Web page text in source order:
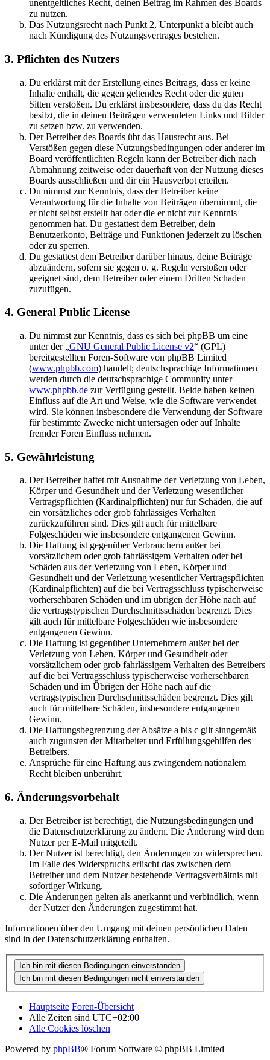
unentgeltliches Recht, deinen Beitrag im Rahmen des Boards
zu nutzen.
Das Nutzungsrecht nach Punkt 2, Unterpunkt a bleibt auch
nach Kündigung des Nutzungsvertrages bestehen.
3. Pflichten des Nutzers
Du erklärst mit der Erstellung eines Beitrags, dass er keine
Inhalte enthält, die gegen geltendes Recht oder die guten
Sitten verstoßen. Du erklärst insbesondere, dass du das Recht
besitzt, die in deinen Beiträgen verwendeten Links und Bilder
zu setzen bzw. zu verwenden.
Der Betreiber des Boards übt das Hausrecht aus. Bei
Verstößen gegen diese Nutzungsbedingungen oder anderer im
Board veröffentlichten Regeln kann der Betreiber dich nach
Abmahnung zeitweise oder dauerhaft von der Nutzung dieses
Boards ausschließen und dir ein Hausverbot erteilen.
Du nimmst zur Kenntnis, dass der Betreiber keine
Verantwortung für die Inhalte von Beiträgen übernimmt, die
er nicht selbst erstellt hat oder die er nicht zur Kenntnis
genommen hat. Du gestattest dem Betreiber, dein
Benutzerkonto, Beiträge und Funktionen jederzeit zu löschen
oder zu sperren.
Du gestattest dem Betreiber darüber hinaus, deine Beiträge
abzuändern, sofern sie gegen o. g. Regeln verstoßen oder
geeignet sind, dem Betreiber oder einem Dritten Schaden
zuzufügen.
4. General Public License
Du nimmst zur Kenntnis, dass es sich bei phpBB um eine
unter der „GNU General Public License v2“ (GPL)
bereitgestellten Foren-Software von phpBB Limited
(www.phpbb.com) handelt; deutschsprachige Informationen
werden durch die deutschsprachige Community unter
www.phpbb.de zur Verfügung gestellt. Beide haben keinen
Einfluss auf die Art und Weise, wie die Software verwendet
wird. Sie können insbesondere die Verwendung der Software
für bestimmte Zwecke nicht untersagen oder auf Inhalte
fremder Foren Einfluss nehmen.
5. Gewährleistung
Der Betreiber haftet mit Ausnahme der Verletzung von Leben,
Körper und Gesundheit und der Verletzung wesentlicher
Vertragspflichten (Kardinalpflichten) nur für Schäden, die auf
ein vorsätzliches oder grob fahrlässiges Verhalten
zurückzuführen sind. Dies gilt auch für mittelbare
Folgeschäden wie insbesondere entgangenen Gewinn.
Die Haftung ist gegenüber Verbrauchern außer bei
vorsätzlichem oder grob fahrlässigem Verhalten oder bei
Schäden aus der Verletzung von Leben, Körper und
Gesundheit und der Verletzung wesentlicher Vertragspflichten
(Kardinalpflichten) auf die bei Vertragsschluss typischerweise
vorhersehbaren Schäden und im übrigen der Höhe nach auf
die vertragstypischen Durchschnittsschäden begrenzt. Dies
gilt auch für mittelbare Folgeschäden wie insbesondere
entgangenen Gewinn.
Die Haftung ist gegenüber Unternehmern außer bei der
Verletzung von Leben, Körper und Gesundheit oder
vorsätzlichem oder grob fahrlässigem Verhalten des Betreibers
auf die bei Vertragsschluss typischerweise vorhersehbaren
Schäden und im Übrigen der Höhe nach auf die
vertragstypischen Durchschnittsschäden begrenzt. Dies gilt
auch für mittelbare Schäden, insbesondere entgangenen
Gewinn.
Die Haftungsbegrenzung der Absätze a bis c gilt sinngemäß
auch zugunsten der Mitarbeiter und Erfüllungsgehilfen des
Betreibers.
Ansprüche für eine Haftung aus zwingendem nationalem
Recht bleiben unberührt.
6. Änderungsvorbehalt
Der Betreiber ist berechtigt, die Nutzungsbedingungen und
die Datenschutzerklärung zu ändern. Die Änderung wird dem
Nutzer per E-Mail mitgeteilt.
Der Nutzer ist berechtigt, den Änderungen zu widersprechen.
Im Falle des Widerspruchs erlischt das zwischen dem
Betreiber und dem Nutzer bestehende Vertragsverhältnis mit
sofortiger Wirkung.
Die Änderungen gelten als anerkannt und verbindlich, wenn
der Nutzer den Änderungen zugestimmt hat.
Informationen über den Umgang mit deinen persönlichen Daten
sind in der Datenschutzerklärung enthalten.
Hauptseite Foren-Übersicht
Alle Zeiten sind UTC+02:00
Alle Cookies löschen
Powered by phpBB® Forum Software © phpBB Limited